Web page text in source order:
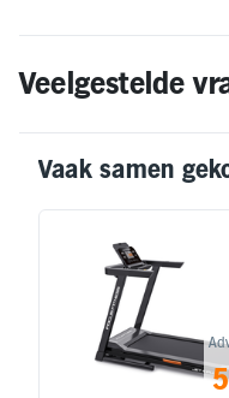
Veelgestelde
Vaak samen